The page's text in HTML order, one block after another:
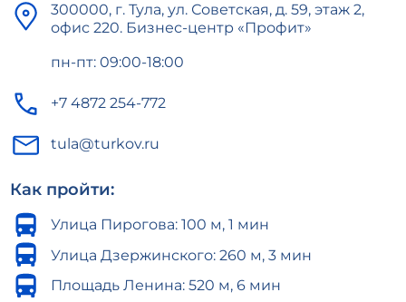
300000, г. Тула, ул. Советская, д. 59, этаж 2,
офис 220. Бизнес-центр «Профит»
пн-пт: 09:00-18:00
+7 4872 254-772
tula@turkov.ru
Как пройти:
Улица Пирогова: ​100 м, 1 мин
Улица Дзержинского: 260 м, 3 мин
Площадь Ленина: 520 м, 6 мин